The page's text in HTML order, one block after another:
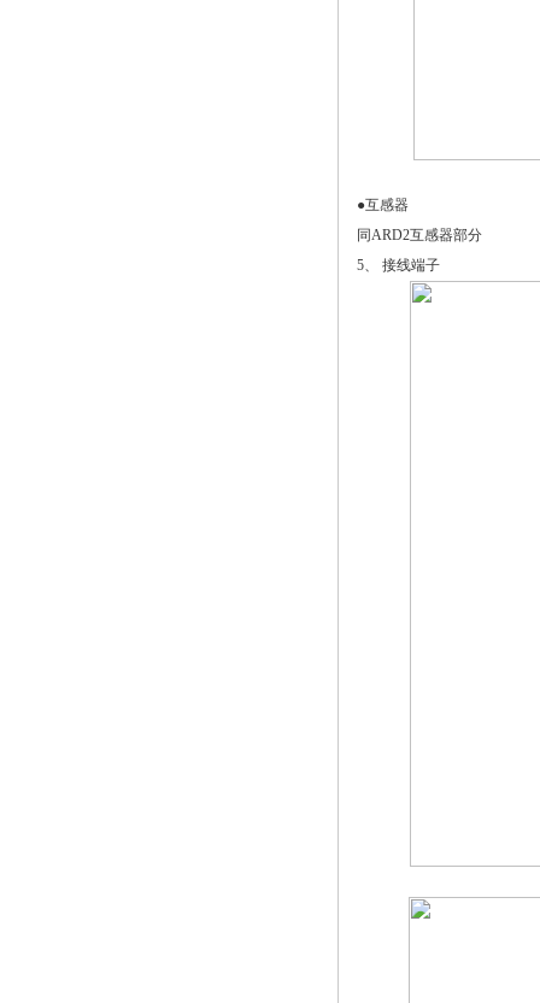
●互感器
同ARD2互感器部分
5、 接线端子